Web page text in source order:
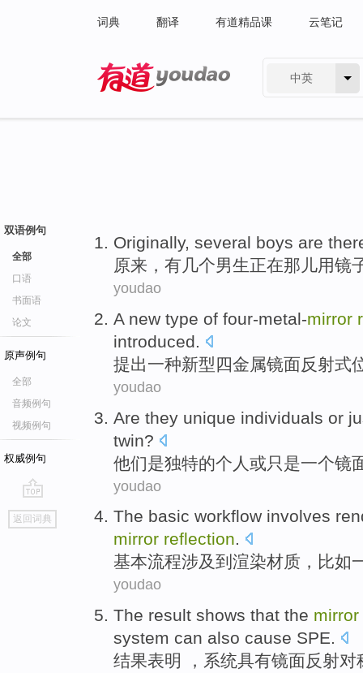
词典 翻译 有道精品课 云笔记
中英
双语例句
全部
口语
书面语
论文
原声例句
全部
音频例句
视频例句
权威例句
go
top
返回词典
Originally, several boys are
原来 ， 有几个男生正在那儿用镜
youdao
A new type of four-metal-mirror
introduced.
提出一种新型四金属镜面反射式
youdao
Are they unique individuals or
twin?
他们是独特的个人 或 只是一个镜
youdao
The basic workflow involves
mirror reflection.
基本流程涉及到 渲染材质 ， 比如
youdao
The result shows that the mirror
system can also cause SPE.
结果表明 ， 系统具有镜面反射对